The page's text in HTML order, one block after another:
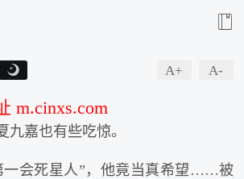

 A+ A-
m.cinxs.com
九嘉也有些吃惊。
一会死星人”，他竟当真希望……被